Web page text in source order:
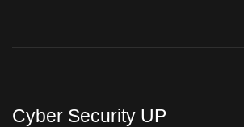
Cyber Security UP